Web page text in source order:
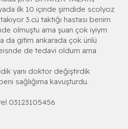
ilk 10 içinde şimdide scolyoz
3.cü taktığı hastası benim
olmuştu ama şuan çok iyiym
da gitim ankarada çok ünlü
de tedavi oldum ama
yanı doktor değiştirdik
sağlığıma kavuşturdu.
03123105456